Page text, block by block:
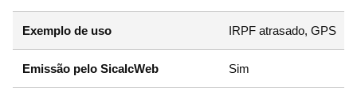
Exemplo de uso IRPF atrasado, GPS
Emissão pelo SicalcWeb Sim